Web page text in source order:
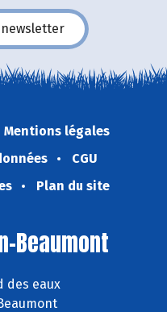
Mentions légales
CGU
Plan du site
Beaumont
des eaux